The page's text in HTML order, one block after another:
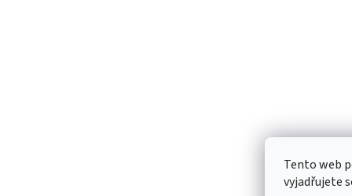
Tento web
vyjadřujete